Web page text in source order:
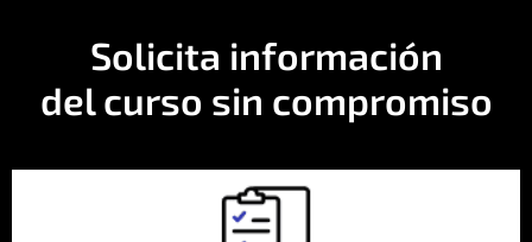
Solicita información
del curso sin compromiso